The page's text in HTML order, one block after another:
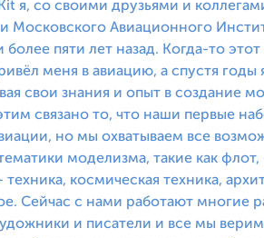
я, со своими друзьями и
Московского Авиационного
более пяти лет назад. Когда-то
меня в авиацию, а спустя годы
свои знания и опыт в создание
связано то, что наши первые
но мы охватываем все
моделизма, такие как флот,
космическая техника,
Сейчас с нами работают многие
и писатели и все мы верим